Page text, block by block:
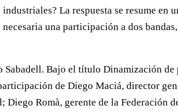
La respuesta se resume en
una participación a dos
Sabadell. Bajo el título Dinamización
de Diego Maciá, director
Romà, gerente de la Federación